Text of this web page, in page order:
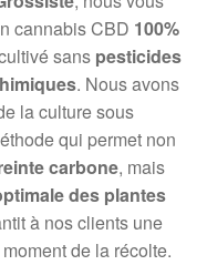
cannabis CBD 100%
sans pesticides
. Nous avons
la culture sous
qui permet non
carbone, mais
des plantes
à nos clients une
de la récolte.